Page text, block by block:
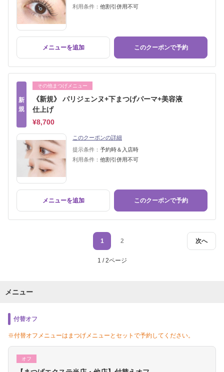
利用条件： 他割引併用不可
メニューを追加 このクーポンで予約
新
規
その他まつげメニュー
《新規》 パリジェンヌ+下まつげパーマ+美容液
仕上げ
¥8,700
このクーポンの詳細
提示条件： 予約時＆入店時
利用条件： 他割引併用不可
メニューを追加 このクーポンで予約
次へ
1 2
1 / 2ページ
メニュー
付替オフ
※付替オフメニューはまつげメニューとセットで予約してください。
オフ